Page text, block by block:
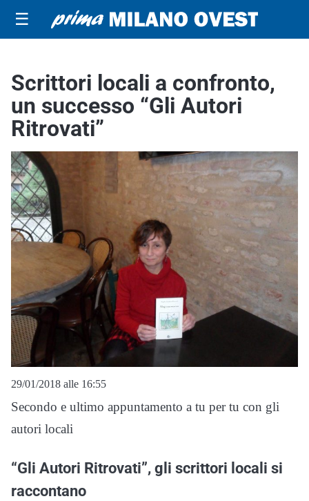
☰
Scrittori locali a confronto,
un successo “Gli Autori
Ritrovati”
29/01/2018 alle 16:55
Secondo e ultimo appuntamento a tu per tu con gli
autori locali
“Gli Autori Ritrovati”, gli scrittori locali si
raccontano